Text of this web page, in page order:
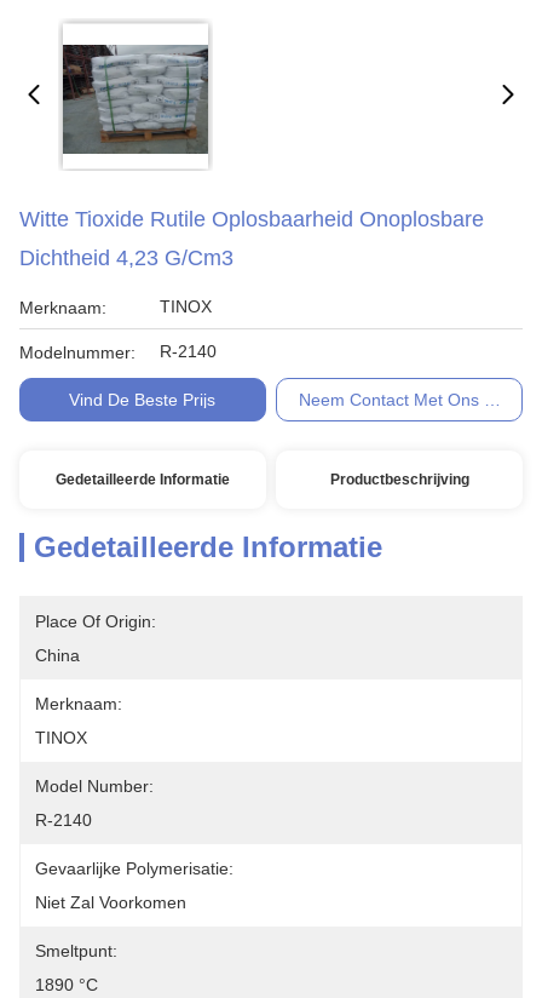
Witte Tioxide Rutile Oplosbaarheid Onoplosbare
Dichtheid 4,23 G/cm3
Merknaam: TINOX
Modelnummer: R-2140
Vind De Beste Prijs Neem Contact Met Ons Op
Gedetailleerde Informatie Productbeschrijving
Gedetailleerde Informatie
Place Of Origin:
China
Merknaam:
TINOX
Model Number:
R-2140
Gevaarlijke Polymerisatie:
Niet Zal Voorkomen
Smeltpunt:
1890 °C